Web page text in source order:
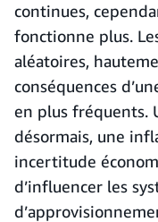
continues,
fonctionne plus.
aléatoires,
conséquences
en plus fréquents.
désormais, une
incertitude
d’influencer les